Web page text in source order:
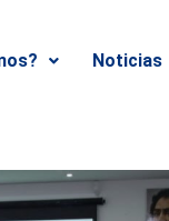
Noticias